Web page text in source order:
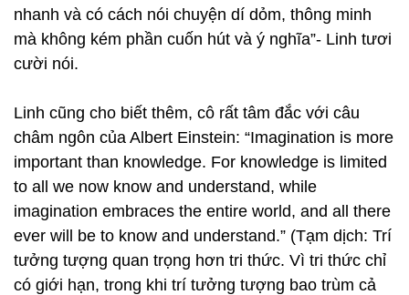
nhanh và có cách nói chuyện dí dỏm, thông minh
mà không kém phần cuốn hút và ý nghĩa”- Linh tươi
cười nói.
Linh cũng cho biết thêm, cô rất tâm đắc với câu
châm ngôn của Albert Einstein: “Imagination is more
important than knowledge. For knowledge is limited
to all we now know and understand, while
imagination embraces the entire world, and all there
ever will be to know and understand.” (Tạm dịch: Trí
tưởng tượng quan trọng hơn tri thức. Vì tri thức chỉ
có giới hạn, trong khi trí tưởng tượng bao trùm cả